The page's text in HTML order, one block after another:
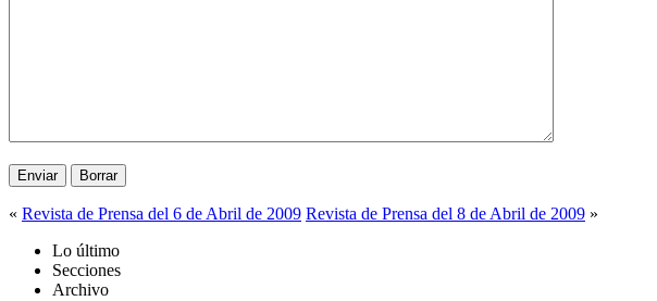
« Revista de Prensa del 6 de Abril de 2009 Revista de Prensa del 8 de Abril de 2009 »
Lo último
Secciones
Archivo